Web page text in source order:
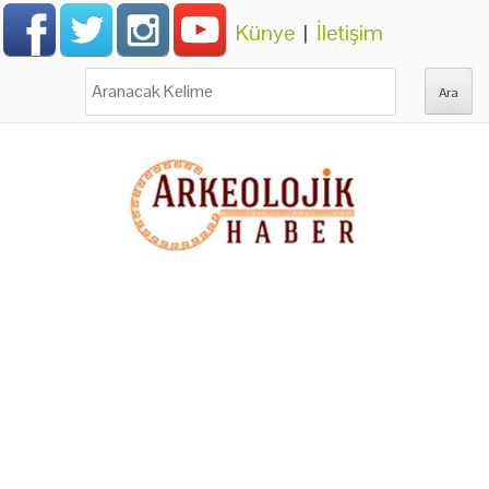
Künye | İletişim